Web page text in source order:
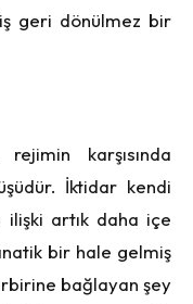
geri dönülmez bir
karşısında
İktidar kendi
ilişki artık daha içe
bir hale gelmiş
bağlayan şey